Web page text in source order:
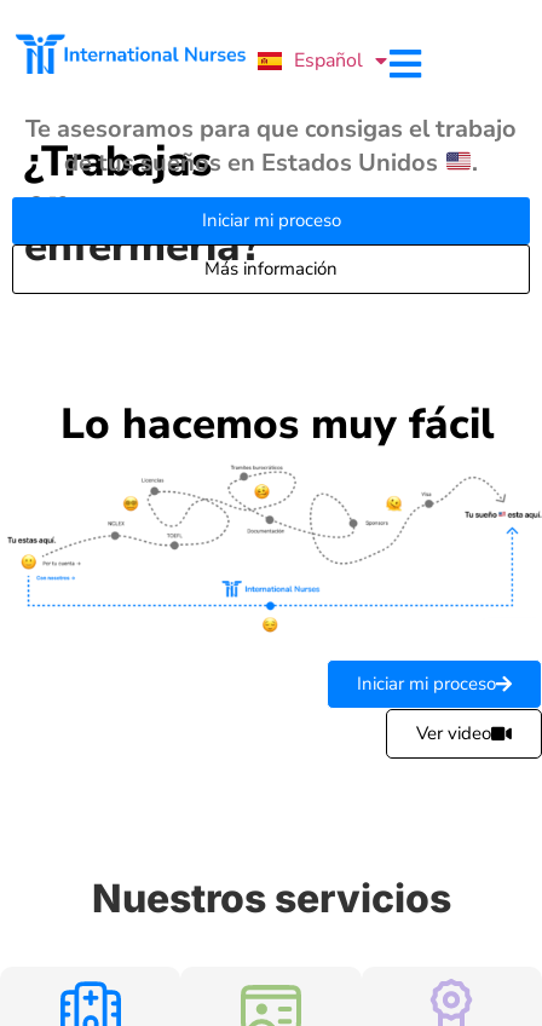
Español
English
¿Trabajas
en
enfermería?
Te asesoramos para que consigas el trabajo
de tus sueños en Estados Unidos
.
Iniciar mi proceso
Más información
Lo hacemos muy fácil​
Iniciar mi proceso
Ver video
Nuestros servicios